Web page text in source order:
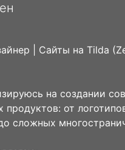
| Сайты на Tilda
на создании
продуктов: от
сложных